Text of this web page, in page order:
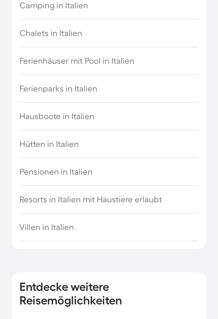
Camping in Italien
Chalets in Italien
Ferienhäuser mit Pool in Italien
Ferienparks in Italien
Hausboote in Italien
Hütten in Italien
Pensionen in Italien
Resorts in Italien mit Haustiere erlaubt
Villen in Italien
Entdecke weitere
Reisemöglichkeiten